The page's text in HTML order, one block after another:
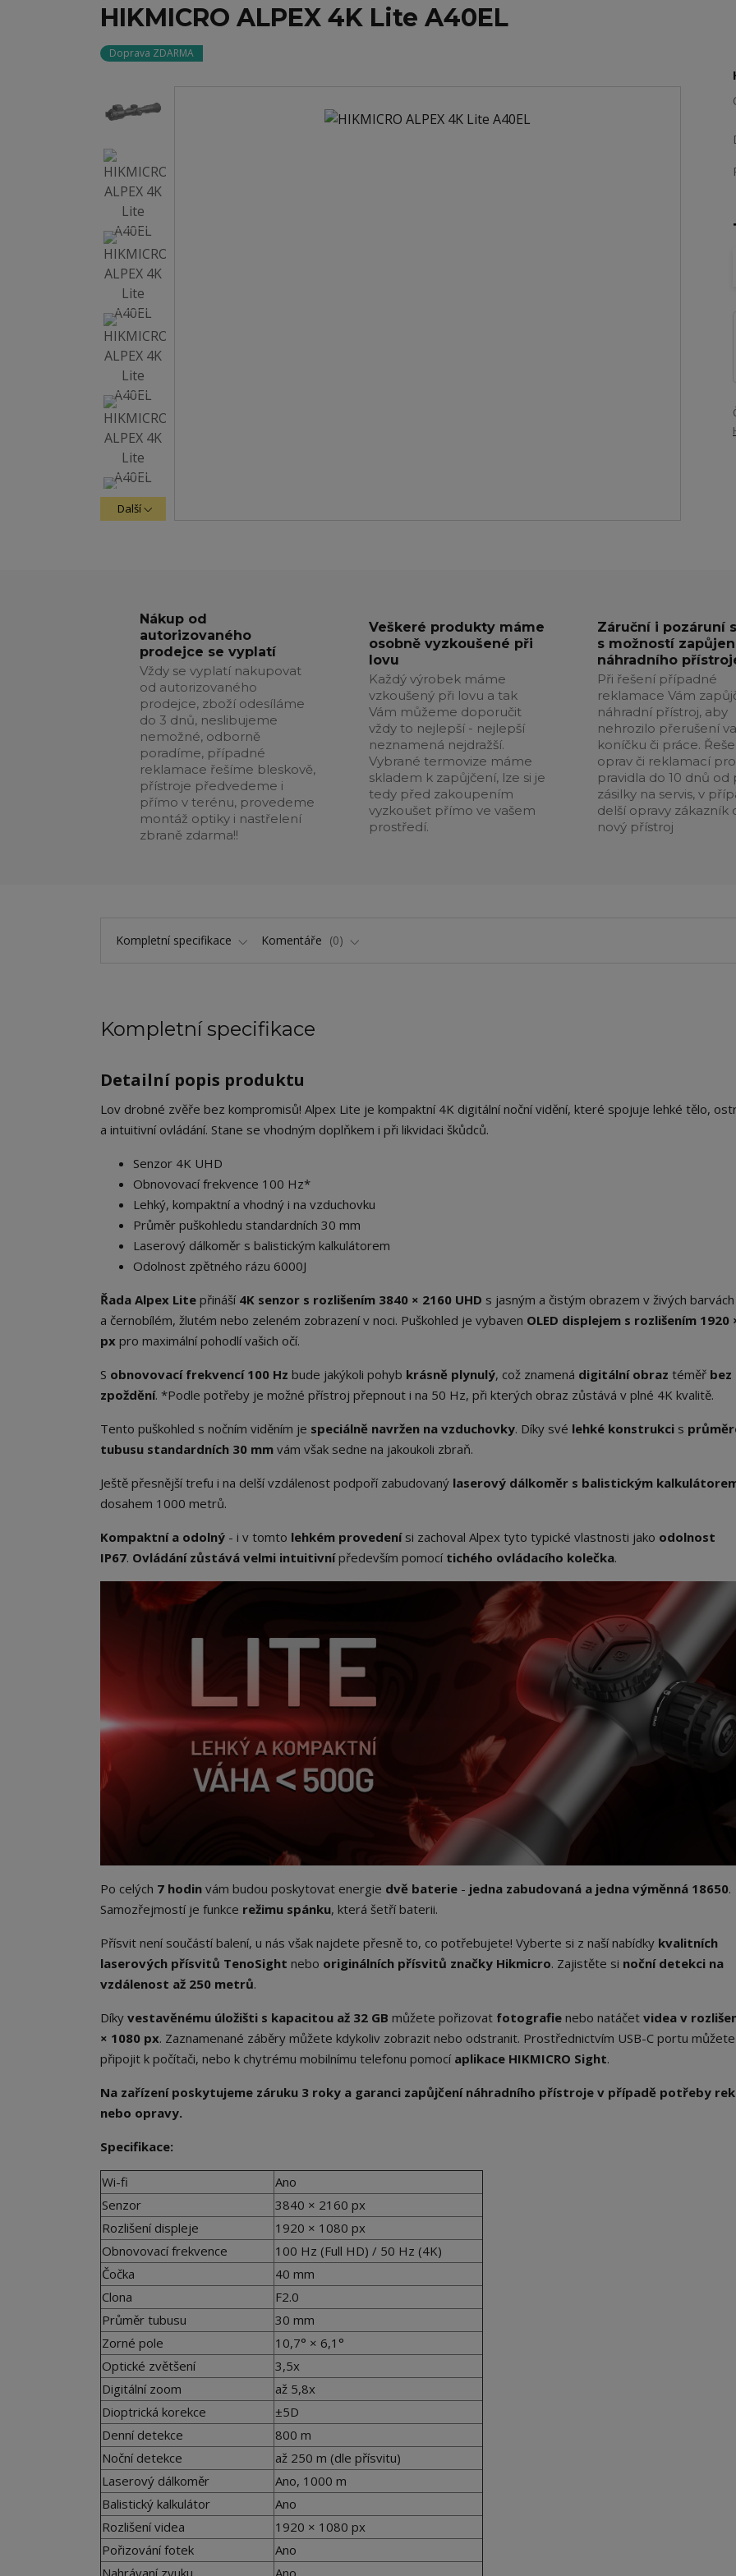
HIKMICRO ALPEX 4K Lite A40EL
Doprava ZDARMA
Další
Nákup od
autorizovaného
prodejce se vyplatí
Vždy se vyplatí nakupovat
od autorizovaného
prodejce, zboží odesíláme
do 3 dnů, neslibujeme
nemožné, odborně
poradíme, případné
reklamace řešíme bleskově,
přístroje předvedeme i
přímo v terénu, provedeme
montáž optiky i nastřelení
zbraně zdarma!!
Veškeré produkty máme
osobně vyzkoušené při
lovu
Každý výrobek máme
vzkoušený při lovu a tak
Vám můžeme doporučit
vždy to nejlepší - nejlepší
neznamená nejdražší.
Vybrané termovize máme
skladem k zapůjčení, lze si je
tedy před zakoupením
vyzkoušet přímo ve vašem
prostředí.
Záruční i pozáruní
s možností
náhradního
Při řešení případné
reklamace Vám
náhradní přístroj, aby
nehrozilo přerušení
koníčku či práce.
oprav či reklamací
pravidla do 10 dnů od
zásilky na servis, v
delší opravy zákazník
nový přístroj
Kompletní specifikace Komentáře 0
Kompletní specifikace
Detailní popis produktu
Lov drobné zvěře bez kompromisů! Alpex Lite je kompaktní 4K digitální noční vidění, které spojuje lehké tělo,
a intuitivní ovládání. Stane se vhodným doplňkem i při likvidaci škůdců.
Senzor 4K UHD
Obnovovací frekvence 100 Hz*
Lehký, kompaktní a vhodný i na vzduchovku
Průměr puškohledu standardních 30 mm
Laserový dálkoměr s balistickým kalkulátorem
Odolnost zpětného rázu 6000J
Řada Alpex Lite přináší4K senzor s rozlišením 3840 × 2160 UHD s jasným a čistým obrazem v živých
a černobílém, žlutém nebo zeleném zobrazení v noci. Puškohled je vybaven OLED displejem s rozlišením 1920
px pro maximální pohodlí vašich očí.
S obnovovací frekvencí 100 Hz bude jakýkoli pohyb krásně plynulý, což znamená digitální obraz téměř bez
zpoždění. *Podle potřeby je možné přístroj přepnout i na 50 Hz, při kterých obraz zůstává v plné 4K kvalitě.
Tento puškohled s nočním viděním je speciálně navržen na vzduchovky. Díky své lehké konstrukci s
tubusu standardních 30 mm vám však sedne na jakoukoli zbraň.
Ještě přesnější trefu i na delší vzdálenost podpoří zabudovaný laserový dálkoměr s balistickým
dosahem 1000 metrů.
Kompaktní a odolný - i v tomto lehkém provedenísi zachoval Alpex tyto typické vlastnosti jako odolnost
IP67. Ovládání zůstává velmi intuitivnípředevším pomocí tichého ovládacího kolečka.
Po celých 7 hodin vám budou poskytovat energie dvě baterie - jedna zabudovaná a jedna výměnná 18650.
Samozřejmostí je funkce režimu spánku, která šetří baterii.
Přísvit není součástí balení, u nás však najdete přesně to, co potřebujete! Vyberte si z naší nabídky kvalitních
laserových přísvitů TenoSight nebo originálních přísvitů značky Hikmicro. Zajistěte si noční detekci na
vzdálenost až 250 metrů.
Díky vestavěnému úložišti s kapacitou až 32 GB můžete pořizovat fotografie nebo natáčet videa v
× 1080 px. Zaznamenané záběry můžete kdykoliv zobrazit nebo odstranit. Prostřednictvím USB-C portu
připojit k počítači, nebo k chytrému mobilnímu telefonu pomocí aplikace HIKMICRO Sight.
Na zařízení poskytujeme záruku 3 roky a garanci zapůjčení náhradního přístroje v případě potřeby
nebo opravy.
Specifikace:
Wi-fi
Ano
Senzor
3840 × 2160 px
Rozlišení displeje
1920 × 1080 px
Obnovovací frekvence
100 Hz (Full HD) / 50 Hz (4K)
Čočka
40 mm
Clona
F2.0
Průměr tubusu
30 mm
Zorné pole
10,7° × 6,1°
Optické zvětšení
3,5x
Digitální zoom
až 5,8x
Dioptrická korekce
±5D
Denní detekce
800 m
Noční detekce
až 250 m (dle přísvitu)
Laserový dálkoměr
Ano, 1000 m
Balistický kalkulátor
Ano
Rozlišení videa
1920 × 1080 px
Pořizování fotek
Ano
Nahrávaní zvuku
Ano